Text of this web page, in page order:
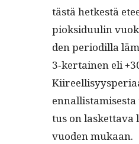
tästä het­kestä
piok­sidu­ulin
den peri­odil­la
3‑kertainen eli
tus on las­ket­ta­va
vuo­den mukaan.